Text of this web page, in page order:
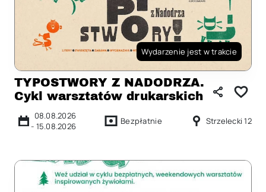
Wydarzenie jest w trakcie
TYPOSTWORY Z NADODRZA.
Cykl warsztatów drukarskich
08.08.2026
- 15.08.2026 Bezpłatnie Strzelecki 12